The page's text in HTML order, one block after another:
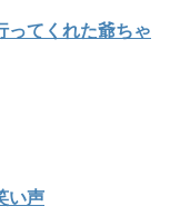
ってくれた爺ちゃ
い声